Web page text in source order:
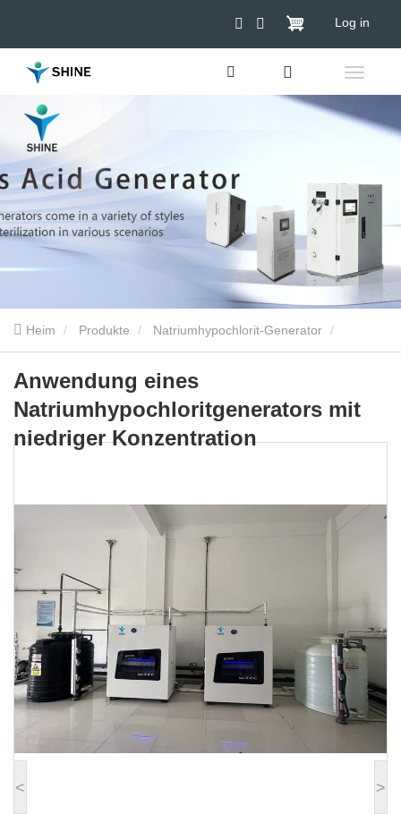
Log in
Heim Produkte Natriumhypochlorit-Generator
Anwendung eines Natriumhypochloritgenerators mit niedriger
Konzentration
< >
Anwendung eines
Natriumhypochloritgenerators mit
niedriger Konzentration